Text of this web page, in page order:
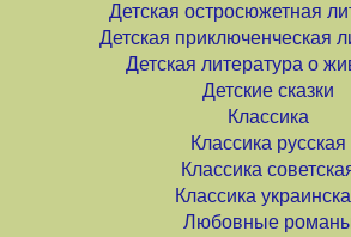
Детская остросюжетная
Детская приключенческая
Детская литература о
Детские сказки
Классика
Классика русская
Классика
Классика
Любовные